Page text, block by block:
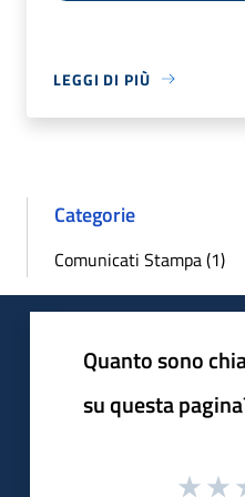
LEGGI DI PIÙ
Categorie
Comunicati Stampa (1)
Quanto sono
su questa